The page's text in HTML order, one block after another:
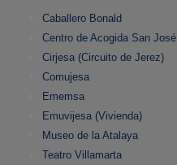
Caballero Bonald
Centro de Acogida San José
Cirjesa (Circuito de Jerez)
Comujesa
Ememsa
Emuvijesa (Vivienda)
Museo de la Atalaya
Teatro Villamarta